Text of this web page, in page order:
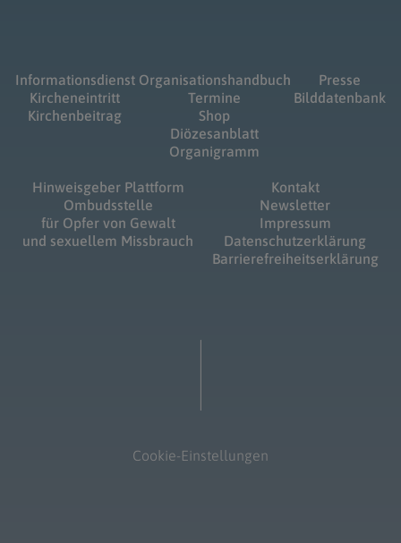
Informationsdienst
Kircheneintritt
Kirchenbeitrag
Organisationshandbuch
Termine
Shop
Diözesanblatt
Organigramm
Presse
Bilddatenbank
Hinweisgeber Plattform
Ombudsstelle
für Opfer von Gewalt
und sexuellem Missbrauch
Kontakt
Newsletter
Impressum
Datenschutzerklärung
Barrierefreiheitserklärung
Cookie-Einstellungen